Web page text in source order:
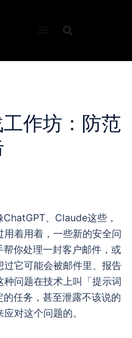
作坊：防范
、Claude这些，
着用着，一些新的安全问
你处理一封客户邮件，或
它可能会被邮件里、报告
问题在技术上叫「提示词
任务，甚至泄露不该说的
对这个问题的。